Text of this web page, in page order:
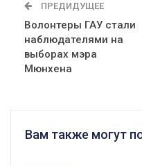
ПРЕДИДУЩЕЕ
Волонтеры ГАУ стали
наблюдателями на
выборах мэра
Мюнхена
Вам также могут